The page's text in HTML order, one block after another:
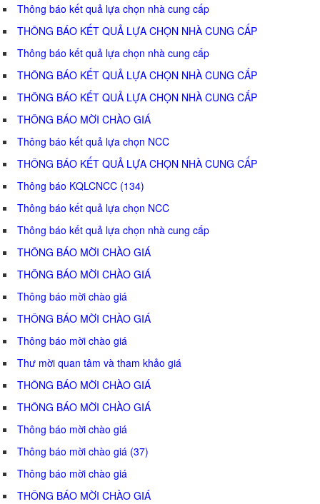
Thông báo kết quả lựa chọn nhà cung cấp
THÔNG BÁO KẾT QUẢ LỰA CHỌN NHÀ CUNG CẤP
Thông báo kết quả lựa chọn nhà cung cấp
THÔNG BÁO KẾT QUẢ LỰA CHỌN NHÀ CUNG CẤP
THÔNG BÁO KẾT QUẢ LỰA CHỌN NHÀ CUNG CẤP
THÔNG BÁO MỜI CHÀO GIÁ
Thông báo kết quả lựa chọn NCC
THÔNG BÁO KẾT QUẢ LỰA CHỌN NHÀ CUNG CẤP
Thông báo KQLCNCC (134)
Thông báo kết quả lựa chọn NCC
Thông báo kết quả lựa chọn nhà cung cấp
THÔNG BÁO MỜI CHÀO GIÁ
THÔNG BÁO MỜI CHÀO GIÁ
Thông báo mời chào giá
THÔNG BÁO MỜI CHÀO GIÁ
Thông báo mời chào giá
Thư mời quan tâm và tham khảo giá
THÔNG BÁO MỜI CHÀO GIÁ
THÔNG BÁO MỜI CHÀO GIÁ
Thông báo mời chào giá
Thông báo mời chào giá (37)
Thông báo mời chào giá
THÔNG BÁO MỜI CHÀO GIÁ